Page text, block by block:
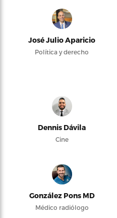
José Julio Aparicio
Política y derecho
Dennis Dávila
Cine
González Pons MD
Médico radiólogo